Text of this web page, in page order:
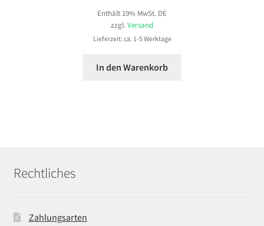
Enthält 19% MwSt. DE
zzgl. Versand
Lieferzeit: ca. 1-5 Werktage
In den Warenkorb
Rechtliches
Zahlungsarten